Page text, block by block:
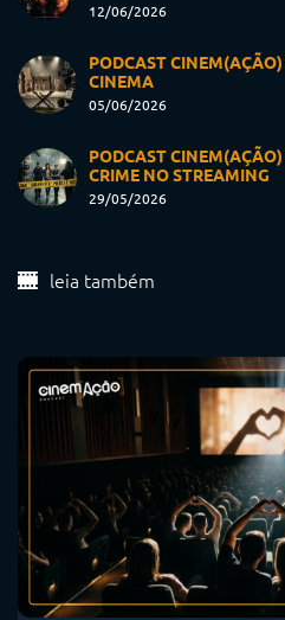
12/06/2026
PODCAST
CINEMA
05/06/2026
PODCAST
CRIME NO STREAMING
29/05/2026
leia também